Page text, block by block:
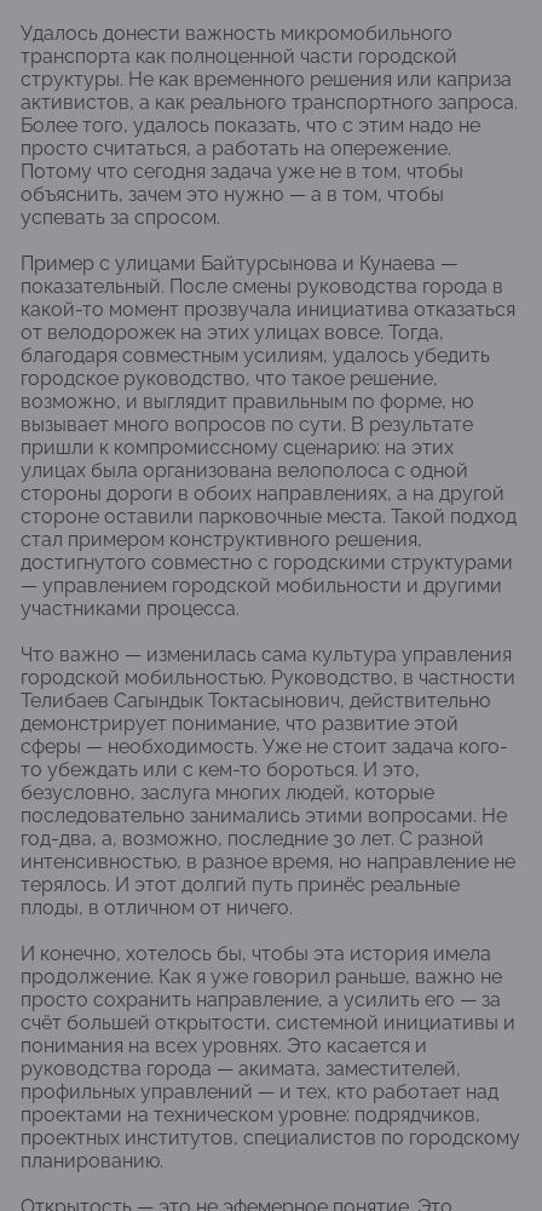
Удалось донести важность микромобильного
транспорта как полноценной части городской
структуры. Не как временного решения или каприза
активистов, а как реального транспортного запроса.
Более того, удалось показать, что с этим надо не
просто считаться, а работать на опережение.
Потому что сегодня задача уже не в том, чтобы
объяснить, зачем это нужно — а в том, чтобы
успевать за спросом.
Пример с улицами Байтурсынова и Кунаева —
показательный. После смены руководства города в
какой-то момент прозвучала инициатива отказаться
от велодорожек на этих улицах вовсе. Тогда,
благодаря совместным усилиям, удалось убедить
городское руководство, что такое решение,
возможно, и выглядит правильным по форме, но
вызывает много вопросов по сути. В результате
пришли к компромиссному сценарию: на этих
улицах была организована велополоса с одной
стороны дороги в обоих направлениях, а на другой
стороне оставили парковочные места. Такой подход
стал примером конструктивного решения,
достигнутого совместно с городскими структурами
— управлением городской мобильности и другими
участниками процесса.
Что важно — изменилась сама культура управления
городской мобильностью. Руководство, в частности
Телибаев Сагындык Токтасынович, действительно
демонстрирует понимание, что развитие этой
сферы — необходимость. Уже не стоит задача кого-
то убеждать или с кем-то бороться. И это,
безусловно, заслуга многих людей, которые
последовательно занимались этими вопросами. Не
год-два, а, возможно, последние 30 лет. С разной
интенсивностью, в разное время, но направление не
терялось. И этот долгий путь принёс реальные
плоды, в отличном от ничего.
И конечно, хотелось бы, чтобы эта история имела
продолжение. Как я уже говорил раньше, важно не
просто сохранить направление, а усилить его — за
счёт большей открытости, системной инициативы и
понимания на всех уровнях. Это касается и
руководства города — акимата, заместителей,
профильных управлений — и тех, кто работает над
проектами на техническом уровне: подрядчиков,
проектных институтов, специалистов по городскому
планированию.